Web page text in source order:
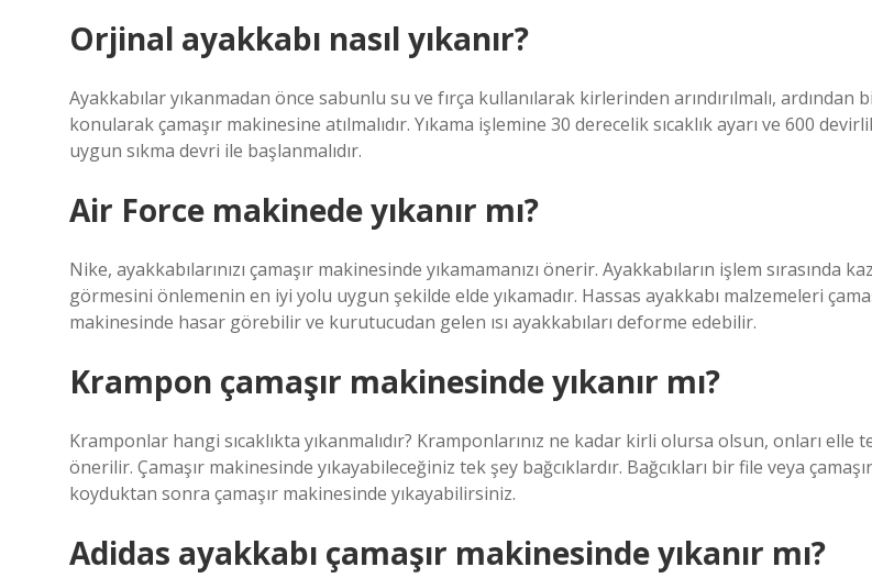
Orjinal ayakkabı nasıl yıkanır?
Ayakkabılar yıkanmadan önce sabunlu su ve fırça kullanılarak kirlerinden arındırılmalı, ardından
konularak çamaşır makinesine atılmalıdır. Yıkama işlemine 30 derecelik sıcaklık ayarı ve 600
uygun sıkma devri ile başlanmalıdır.
Air Force makinede yıkanır mı?
Nike, ayakkabılarınızı çamaşır makinesinde yıkamamanızı önerir. Ayakkabıların işlem sırasında
görmesini önlemenin en iyi yolu uygun şekilde elde yıkamadır. Hassas ayakkabı malzemeleri
makinesinde hasar görebilir ve kurutucudan gelen ısı ayakkabıları deforme edebilir.
Krampon çamaşır makinesinde yıkanır mı?
Kramponlar hangi sıcaklıkta yıkanmalıdır? Kramponlarınız ne kadar kirli olursa olsun, onları elle
önerilir. Çamaşır makinesinde yıkayabileceğiniz tek şey bağcıklardır. Bağcıkları bir file veya
koyduktan sonra çamaşır makinesinde yıkayabilirsiniz.
Adidas ayakkabı çamaşır makinesinde yıkanır mı?